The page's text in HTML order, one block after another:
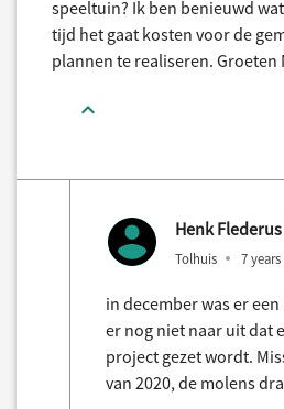
speeltuin? Ik ben benieuwd
tijd het gaat kosten voor de
plannen te realiseren. Groeten
Henk Flederus
Tolhuis 7
in december was er
er nog niet naar uit dat
project gezet wordt.
van 2020, de molens